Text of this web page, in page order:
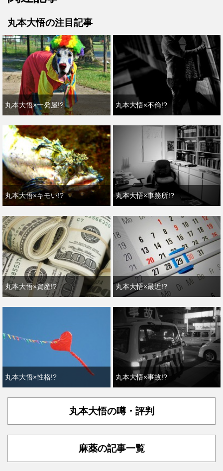
丸本大悟の注目記事
丸本大悟×一発屋!? 丸本大悟×不倫!?
丸本大悟×キモい!? 丸本大悟×事務所!?
丸本大悟×資産!? 丸本大悟×最近!?
丸本大悟×性格!? 丸本大悟×事故!?
丸本大悟の噂・評判
麻薬の記事一覧